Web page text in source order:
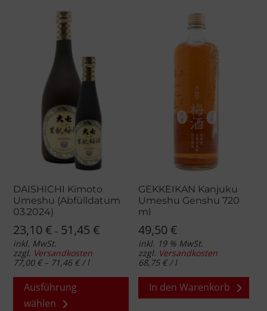
DAISHICHI Kimoto
Umeshu (Abfülldatum
03.2024)
23,10€ – 51,45€
inkl. MwSt.
zzgl. Versandkosten
77,00 €– 71,46 €/l
Ausführung
wählen
Dieses
Produkt
GEKKEIKAN Kanjuku
Umeshu Genshu 720
ml
49,50€
inkl. 19 % MwSt.
zzgl. Versandkosten
68,75 €/l
In den Warenkorb